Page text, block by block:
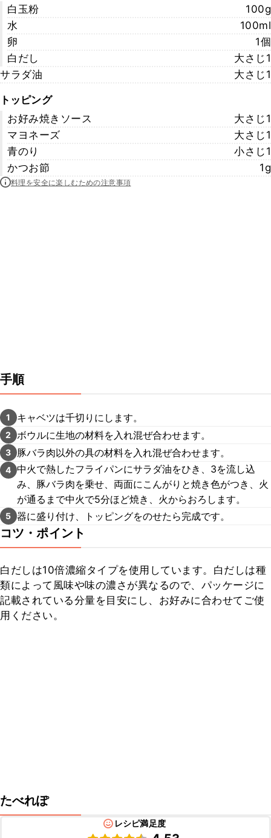
白玉粉
100g
水
100ml
卵
1個
白だし
大さじ1
サラダ油
大さじ1
トッピング
お好み焼きソース
大さじ1
マヨネーズ
大さじ1
青のり
小さじ1
かつお節
1g
料理を安全に楽しむための注意事項
手順
1 キャベツは千切りにします。
2 ボウルに生地の材料を入れ混ぜ合わせます。
3 豚バラ肉以外の具の材料を入れ混ぜ合わせます。
4 中火で熱したフライパンにサラダ油をひき、3を流し込
み、豚バラ肉を乗せ、両面にこんがりと焼き色がつき、火
が通るまで中火で5分ほど焼き、火からおろします。
5 器に盛り付け、トッピングをのせたら完成です。
コツ・ポイント
白だしは10倍濃縮タイプを使用しています。白だしは種
類によって風味や味の濃さが異なるので、パッケージに
記載されている分量を目安にし、お好みに合わせてご使
用ください。
たべれぽ
レシピ満足度